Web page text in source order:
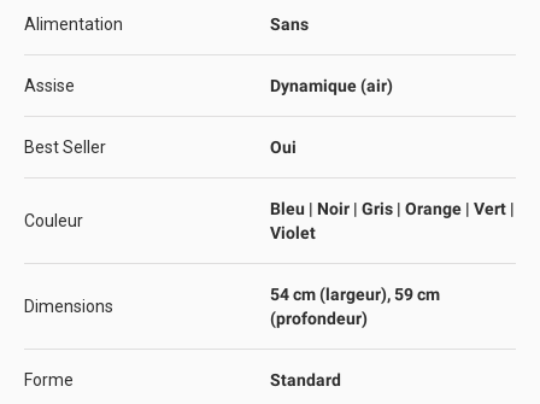
Alimentation Sans
Assise Dynamique (air)
Best Seller Oui
Couleur
Bleu | Noir | Gris | Orange | Vert |
Violet
Dimensions
54 cm (largeur), 59 cm
(profondeur)
Forme Standard